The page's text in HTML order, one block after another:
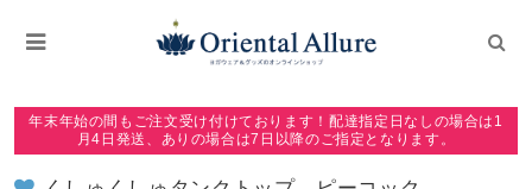
年末年始の間もご注文受け付けております！配達指定日なしの場合は1
月4日発送、ありの場合は7日以降のご指定となります。